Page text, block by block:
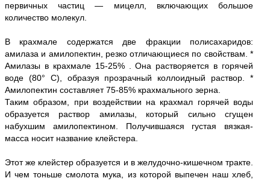
первичных частиц — мицелл, включающих большое
количество молекул.
В крахмале содержатся две фракции полисахаридов:
амилаза и амилопектин, резко отличающиеся по свойствам. *
Амилазы в крахмале 15-25% . Она растворяется в горячей
воде (80° С), образуя прозрачный коллоидный раствор. *
Амилопектин составляет 75-85% крахмального зерна.
Таким образом, при воздействии на крахмал горячей воды
образуется раствор амилазы, который сильно сгущен
набухшим амилопектином. Получившаяся густая вязкая-
масса носит название клейстера.
Этот же клейстер образуется и в желудочно-кишечном тракте.
И чем тоньше смолота мука, из которой выпечен наш хлеб,